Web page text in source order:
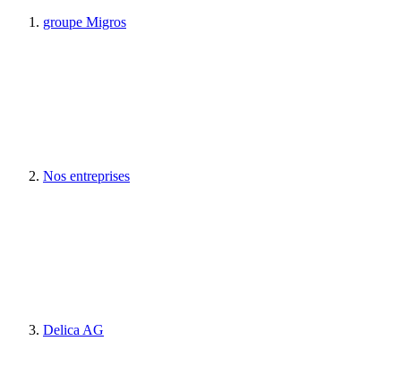
groupe Migros
Nos entreprises
Delica AG